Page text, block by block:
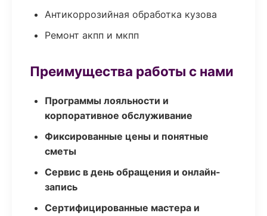
Антикоррозийная обработка кузова
Ремонт акпп и мкпп
Преимущества работы с нами
Программы лояльности и
корпоративное обслуживание
Фиксированные цены и понятные
сметы
Сервис в день обращения и онлайн-
запись
Сертифицированные мастера и